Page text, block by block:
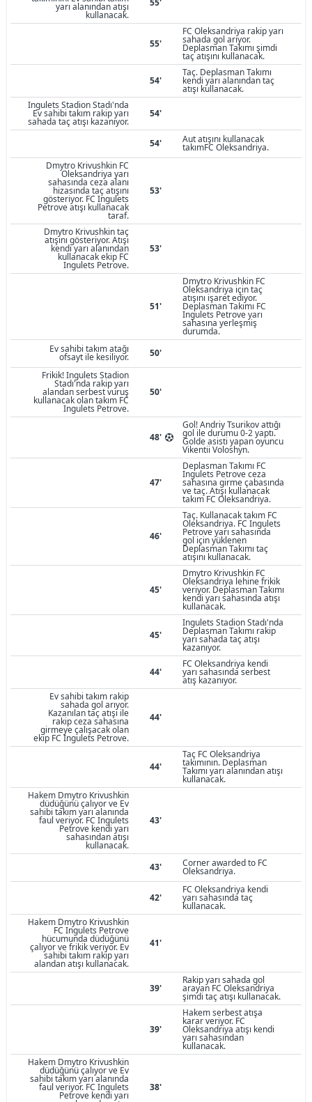
yarı alanından atışı
kullanacak.
55'
55'
FC Oleksandriya rakip yarı
sahada gol arıyor.
Deplasman Takımı şimdi
taç atışını kullanacak.
54'
Taç. Deplasman Takımı
kendi yarı alanından taç
atışı kullanacak.
Ingulets Stadion Stadı'nda
Ev sahibi takım rakip yarı
sahada taç atışı kazanıyor.
54'
54' Aut atışını kullanacak
takımFC Oleksandriya.
Dmytro Krivushkin FC
Oleksandriya yarı
sahasında ceza alanı
hizasında taç atışını
gösteriyor. FC Ingulets
Petrove atışı kullanacak
taraf.
53'
Dmytro Krivushkin taç
atışını gösteriyor. Atışı
kendi yarı alanından
kullanacak ekip FC
Ingulets Petrove.
53'
51'
Dmytro Krivushkin FC
Oleksandriya için taç
atışını işaret ediyor.
Deplasman Takımı FC
Ingulets Petrove yarı
sahasına yerleşmiş
durumda.
Ev sahibi takım atağı
ofsayt ile kesiliyor.
50'
Frikik! Ingulets Stadion
Stadı'nda rakip yarı
alandan serbest vuruş
kullanacak olan takım FC
Ingulets Petrove.
50'
48'
Gol! Andriy Tsurikov attığı
gol ile durumu 0-2 yaptı.
Golde asisti yapan oyuncu
Vikentii Voloshyn.
47'
Deplasman Takımı FC
Ingulets Petrove ceza
sahasına girme çabasında
ve taç. Atışı kullanacak
takım FC Oleksandriya.
46'
Taç. Kullanacak takım FC
Oleksandriya. FC Ingulets
Petrove yarı sahasında
gol için yüklenen
Deplasman Takımı taç
atışını kullanacak.
45'
Dmytro Krivushkin FC
Oleksandriya lehine frikik
veriyor. Deplasman Takımı
kendi yarı sahasında atışı
kullanacak.
45'
Ingulets Stadion Stadı'nda
Deplasman Takımı rakip
yarı sahada taç atışı
kazanıyor.
44'
FC Oleksandriya kendi
yarı sahasında serbest
atış kazanıyor.
Ev sahibi takım rakip
sahada gol arıyor.
Kazanılan taç atışı ile
rakip ceza sahasına
girmeye çalışacak olan
ekip FC Ingulets Petrove.
44'
44'
Taç FC Oleksandriya
takımının. Deplasman
Takımı yarı alanından atışı
kullanacak.
Hakem Dmytro Krivushkin
düdüğünü çalıyor ve Ev
sahibi takım yarı alanında
faul veriyor. FC Ingulets
Petrove kendi yarı
sahasından atışı
kullanacak.
43'
43' Corner awarded to FC
Oleksandriya.
42'
FC Oleksandriya kendi
yarı sahasında taç
kullanacak.
Hakem Dmytro Krivushkin
FC Ingulets Petrove
hücumunda düdüğünü
çalıyor ve frikik veriyor. Ev
sahibi takım rakip yarı
alandan atışı kullanacak.
41'
39'
Rakip yarı sahada gol
arayan FC Oleksandriya
şimdi taç atışı kullanacak.
39'
Hakem serbest atışa
karar veriyor. FC
Oleksandriya atışı kendi
yarı sahasından
kullanacak.
Hakem Dmytro Krivushkin
düdüğünü çalıyor ve Ev
sahibi takım yarı alanında
faul veriyor. FC Ingulets
Petrove kendi yarı
38'